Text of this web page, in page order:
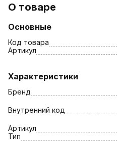
О товаре
Основные
Код товара
Артикул
Характеристики
Бренд
Внутренний код
Артикул
Тип